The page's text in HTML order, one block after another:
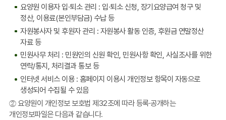
요양원 이용자 입·퇴소 관리 : 입·퇴소 신청, 장기요양급여 청구 및
정산, 이용료(본인부담금) 수납 등
자원봉사자 및 후원자 관리 : 자원봉사 활동 인증, 후원금 연말정산
자료 등
민원사무 처리 : 민원인의 신원 확인, 민원사항 확인, 사실조사를 위한
연락/통지, 처리결과 통보 등
인터넷 서비스 이용 : 홈페이지 이용시 개인정보 항목이 자동으로
생성되어 수집될 수 있음
② 요양원이 개인정보 보호법 제32조에 따라 등록·공개하는
개인정보파일은 다음과 같습니다.